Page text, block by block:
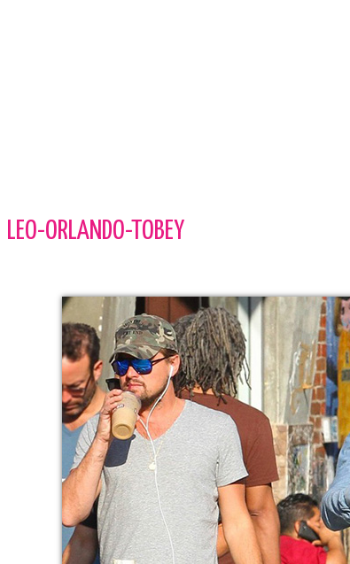
LEO-ORLANDO-TOBEY